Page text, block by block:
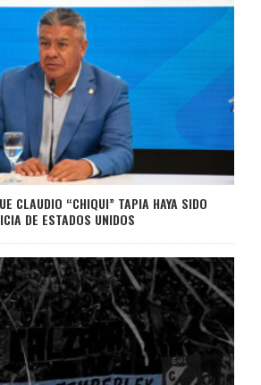
CLAUDIO “CHIQUI” TAPIA HAYA SIDO
DE ESTADOS UNIDOS